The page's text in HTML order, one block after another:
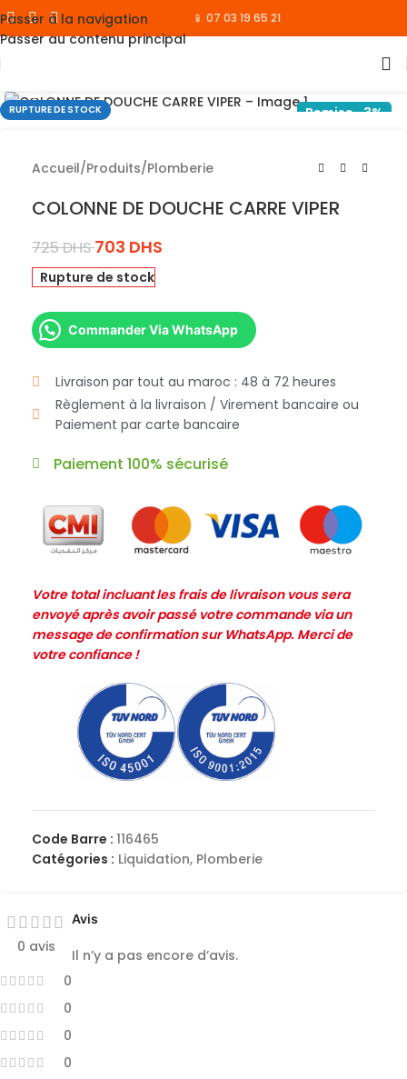
Passer à la navigation
Passer au contenu principal
📱 07 03 19 65 21
RUPTURE DE STOCK Remise -3%
Accueil/Produits/Plomberie
COLONNE DE DOUCHE CARRE VIPER
725DHS 703 DHS
Rupture de stock
Commander Via WhatsApp
Livraison par tout au maroc : 48 à 72 heures
Règlement à la livraison / Virement bancaire ou
Paiement par carte bancaire
Paiement 100% sécurisé
Votre total incluant les frais de livraison vous sera
envoyé après avoir passé votre commande via un
message de confirmation sur WhatsApp. Merci de
votre confiance !
Code Barre : 116465
Catégories : Liquidation, Plomberie
0 avis
0
0
0
0
Avis
Il n’y a pas encore d’avis.